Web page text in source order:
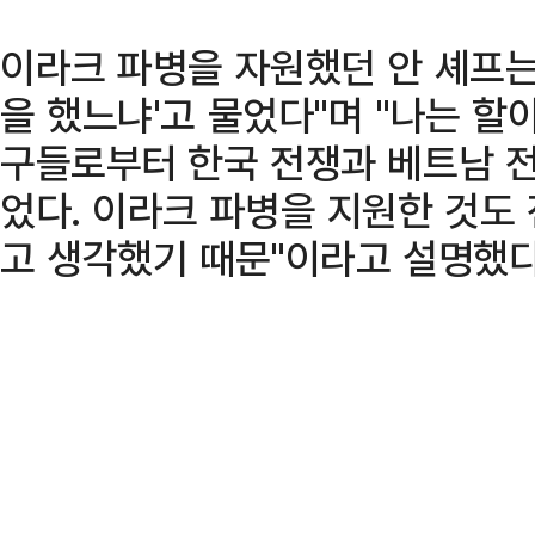
이라크 파병을 자원했던 안 셰프
을 했느냐'고 물었다"며 "나는 할
구들로부터 한국 전쟁과 베트남
었다. 이라크 파병을 지원한 것
고 생각했기 때문"이라고 설명했